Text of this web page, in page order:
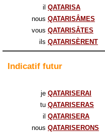
il QATARISA
nous QATARISÂMES
vous QATARISÂTES
ils QATARISÈRENT
Indicatif futur
je QATARISERAI
tu QATARISERAS
il QATARISERA
nous QATARISERONS